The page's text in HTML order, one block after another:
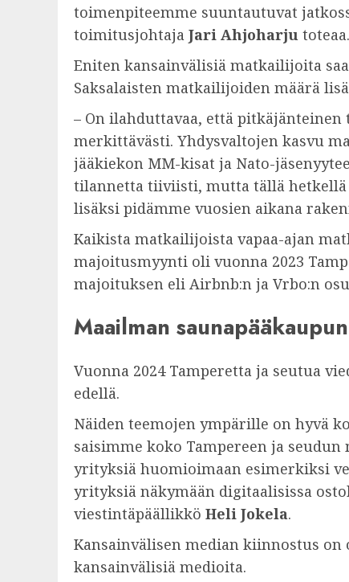
toimenpiteemme suuntautuvat
toimitusjohtaja Jari Ahjoharju toteaa.
Eniten kansainvälisiä matkailijoita
Saksalaisten matkailijoiden määrä
– On ilahduttavaa, että
merkittävästi. Yhdysvaltojen kasvu
jääkiekon MM-kisat ja Nato-
tilannetta tiiviisti, mutta tällä hetkellä
lisäksi pidämme vuosien aikana
Kaikista matkailijoista vapaa-ajan
majoitusmyynti oli vuonna 2023
majoituksen eli Airbnb:n ja Vrbo:n
Maailman
Vuonna 2024 Tamperetta ja seutua
edellä.
Näiden teemojen ympärille on hyvä
saisimme koko Tampereen ja
yrityksiä huomioimaan esimerkiksi
yrityksiä näkymään digitaalisissa
viestintäpäällikkö Heli Jokela.
Kansainvälisen median kiinnostus
kansainvälisiä medioita.